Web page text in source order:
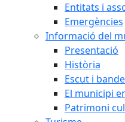
Entitats i
Emergències
Informació del
Presentació
Història
Escut i
El municipi
Patrimoni